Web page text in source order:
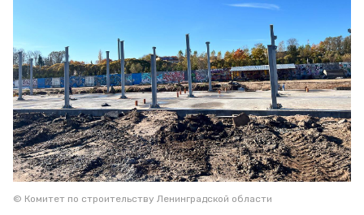
© Комитет по строительству Ленинградской области